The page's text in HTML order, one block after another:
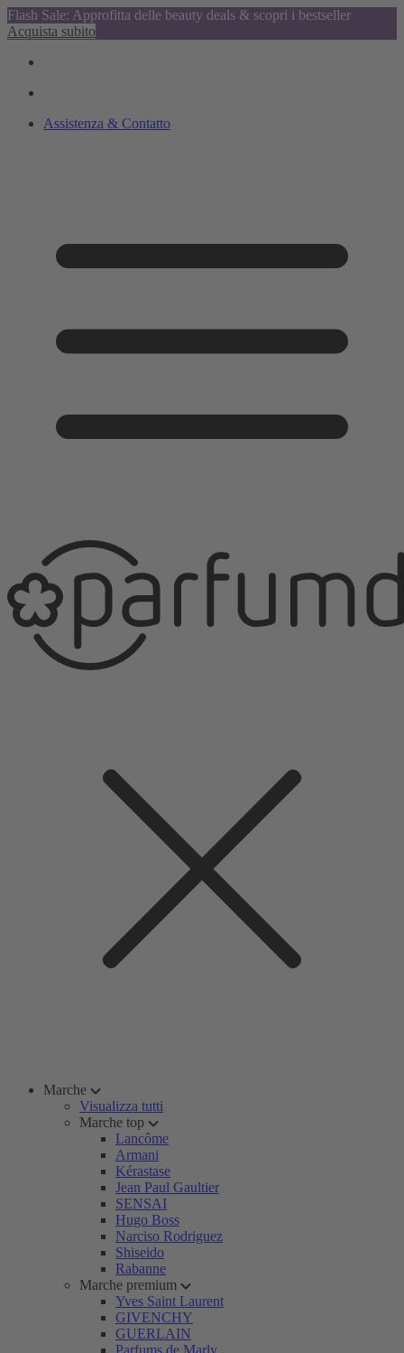
Flash Sale: Approfitta delle beauty deals & scopri i bestseller
Acquista subito
Assistenza & Contatto
Marche
Visualizza tutti
Marche top
Lancôme
Armani
Kérastase
Jean Paul Gaultier
SENSAI
Hugo Boss
Narciso Rodriguez
Shiseido
Rabanne
Marche premium
Yves Saint Laurent
GIVENCHY
GUERLAIN
Parfums de Marly